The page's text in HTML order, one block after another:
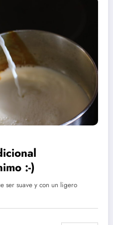
:-)
ser suave y con un ligero